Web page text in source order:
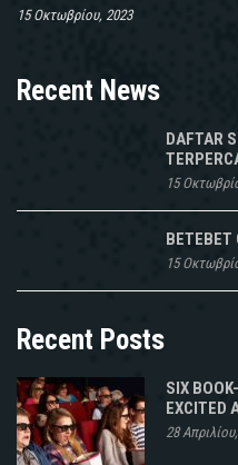
15 Οκτωβρίου, 2023
Recent News
DAFTAR
15
BETEBET
15
Recent Posts
SIX
EXCITED
28